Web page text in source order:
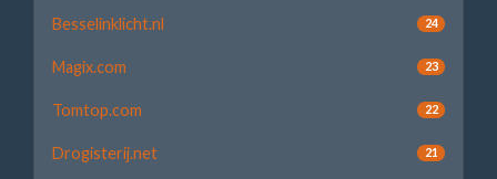
Besselinklicht.nl 24
Magix.com 23
Tomtop.com 22
Drogisterij.net 21